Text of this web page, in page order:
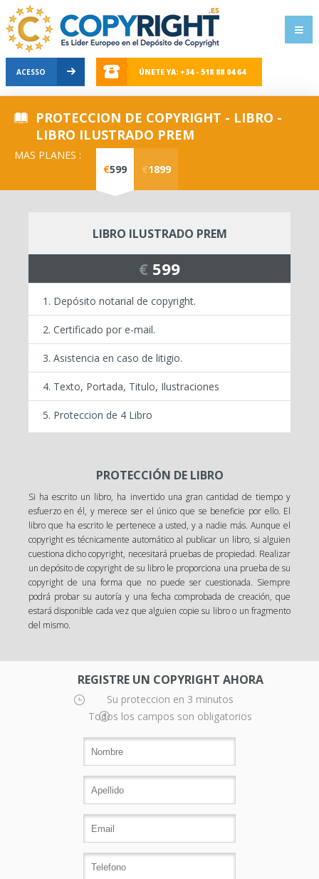
ACESSO ÚNETE YA: +34 - 518 88 04 64
PROTECCION DE COPYRIGHT - LIBRO -
LIBRO ILUSTRADO PREM
MAS PLANES :
€599 €1899
LIBRO ILUSTRADO PREM
€ 599
Depósito notarial de copyright.
Certificado por e-mail.
Asistencia en caso de litigio.
Texto, Portada, Titulo, Ilustraciones
Proteccion de 4 Libro
PROTECCIÓN DE LIBRO
Si ha escrito un libro, ha invertido una gran cantidad de tiempo y
esfuerzo en él, y merece ser el único que se beneficie por ello. El
libro que ha escrito le pertenece a usted, y a nadie más. Aunque el
copyright es técnicamente automático al publicar un libro, si alguien
cuestiona dicho copyright, necesitará pruebas de propiedad. Realizar
un depósito de copyright de su libro le proporciona una prueba de su
copyright de una forma que no puede ser cuestionada. Siempre
podrá probar su autoría y una fecha comprobada de creación, que
estará disponible cada vez que alguien copie su libro o un fragmento
del mismo.
REGISTRE UN COPYRIGHT AHORA
Su proteccion en 3 minutos
Todos los campos son obligatorios